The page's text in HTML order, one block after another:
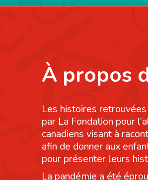
À propos
Les histoires
par La Fondation pour
canadiens visant à
afin de donner aux
pour présenter leurs
La pandémie a été